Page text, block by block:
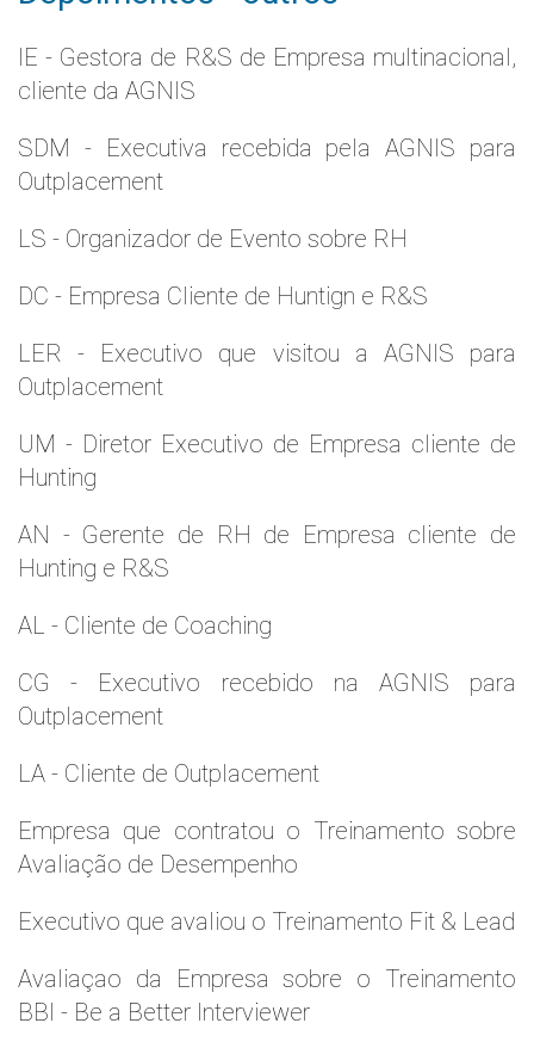
IE - Gestora de R&S de Empresa multinacional,
cliente da AGNIS
SDM - Executiva recebida pela AGNIS para
Outplacement
LS - Organizador de Evento sobre RH
DC - Empresa Cliente de Huntign e R&S
LER - Executivo que visitou a AGNIS para
Outplacement
UM - Diretor Executivo de Empresa cliente de
Hunting
AN - Gerente de RH de Empresa cliente de
Hunting e R&S
AL - Cliente de Coaching
CG - Executivo recebido na AGNIS para
Outplacement
LA - Cliente de Outplacement
Empresa que contratou o Treinamento sobre
Avaliação de Desempenho
Executivo que avaliou o Treinamento Fit & Lead
Avaliaçao da Empresa sobre o Treinamento
BBI - Be a Better Interviewer